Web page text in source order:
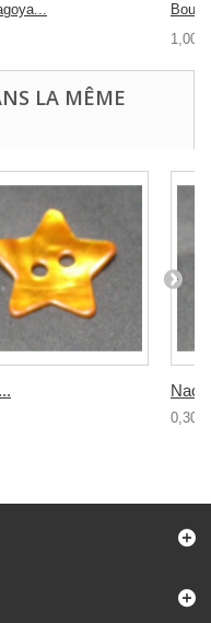
1,00 €
LA MÊME
0,30 €